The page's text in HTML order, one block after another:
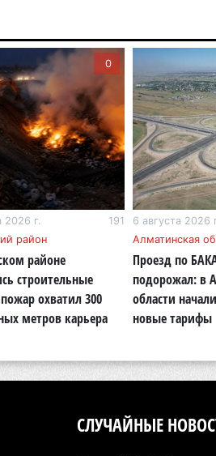
0
2026 г.
191
район
районе
строительные
охватил 300
метров карьера
6 августа 2026
Алматинская
Проезд по
подорожал: в
области
новые тарифы
СЛУЧАЙНЫЕ